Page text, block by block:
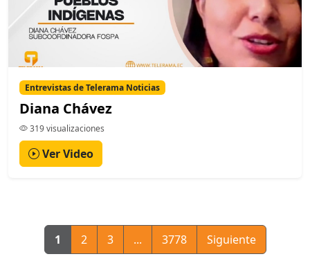
Entrevistas de Telerama Noticias
Diana Chávez
319 visualizaciones
Ver Video
1 2 3 ... 3778 Siguiente